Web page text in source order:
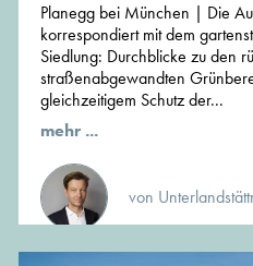
Planegg bei München | Die
korrespondiert mit dem
Siedlung: Durchblicke zu den
straßenabgewandten
gleichzeitigem Schutz der...
mehr ...
von